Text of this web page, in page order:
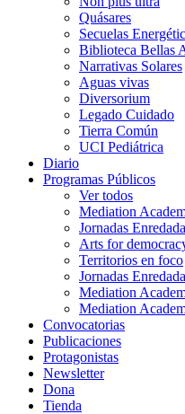
Quásares
Secuelas
Biblioteca Bellas
Narrativas Solares
Aguas vivas
Diversorium
Legado Cuidado
Tierra Común
UCI Pediátrica
Diario
Programas Públicos
Ver todos
Mediation
Jornadas
Arts for
Territorios en foco
Jornadas
Mediation
Mediation
Convocatorias
Publicaciones
Protagonistas
Newsletter
Dona
Tienda